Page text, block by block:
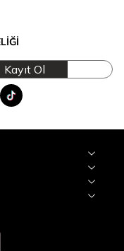
Kayıt Ol
Tik Tok